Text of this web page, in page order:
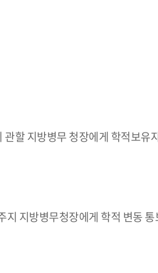
할 지방병무 청장에게 학적보유
지 지방병무청장에게 학적 변동 통